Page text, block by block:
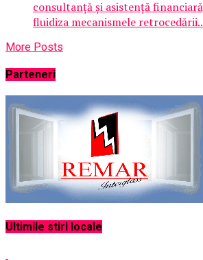
consultanță și asistență
fluidiza mecanismele
More Posts
Parteneri
Ultimile stiri locale